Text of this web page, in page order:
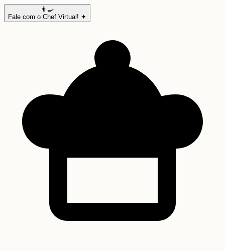
👨‍🍳
Fale com o Chef Virtual! ✦